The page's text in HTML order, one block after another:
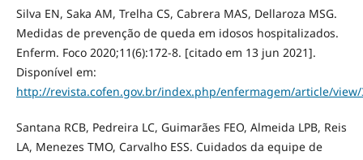
Silva EN, Saka AM, Trelha CS, Cabrera MAS, Dellaroza MSG.
Medidas de prevenção de queda em idosos hospitalizados.
Enferm. Foco 2020;11(6):172-8. [citado em 13 jun 2021].
Disponível em:
http://revista.cofen.gov.br/index.php/enfermagem/article/view/
Santana RCB, Pedreira LC, Guimarães FEO, Almeida LPB, Reis
LA, Menezes TMO, Carvalho ESS. Cuidados da equipe de